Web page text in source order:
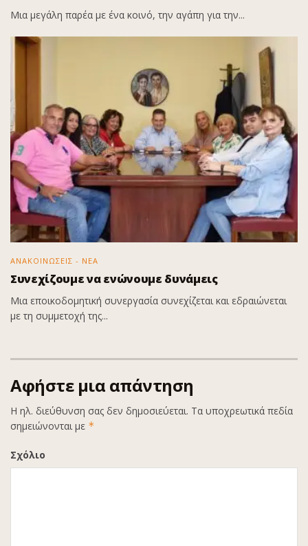
Μια μεγάλη παρέα με ένα κοινό, την αγάπη για την...
ΑΝΑΚΟΙΝΩΣΕΙΣ - ΝΕΑ
Συνεχίζουμε να ενώνουμε δυνάμεις
Μια εποικοδομητική συνεργασία συνεχίζεται και εδραιώνεται
με τη συμμετοχή της...
Αφήστε μια απάντηση
Η ηλ. διεύθυνση σας δεν δημοσιεύεται. Τα υποχρεωτικά πεδία
σημειώνονται με *
Σχόλιο